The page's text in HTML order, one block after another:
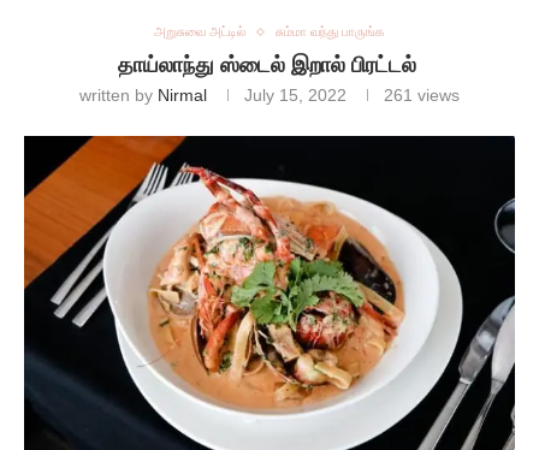
அறுசுவை அட்டில் சும்மா வந்து பாருங்க
தாய்லாந்து ஸ்டைல் இறால் பிரட்டல்
written by Nirmal July 15, 2022 261 views